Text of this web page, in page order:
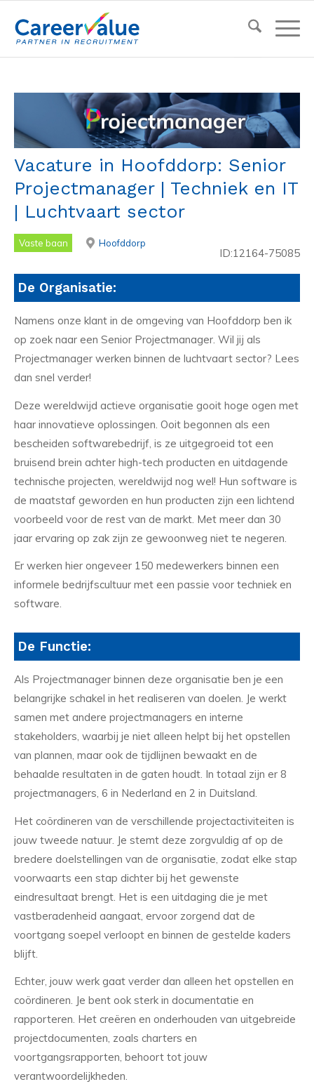
Vacature in Hoofddorp: Senior
Projectmanager | Techniek en IT
| Luchtvaart sector
Vaste baan Hoofddorp
ID:12164-75085
De Organisatie:
Namens onze klant in de omgeving van Hoofddorp ben ik
op zoek naar een Senior Projectmanager. Wil jij als
Projectmanager werken binnen de luchtvaart sector? Lees
dan snel verder!
Deze wereldwijd actieve organisatie gooit hoge ogen met
haar innovatieve oplossingen. Ooit begonnen als een
bescheiden softwarebedrijf, is ze uitgegroeid tot een
bruisend brein achter high-tech producten en uitdagende
technische projecten, wereldwijd nog wel! Hun software is
de maatstaf geworden en hun producten zijn een lichtend
voorbeeld voor de rest van de markt. Met meer dan 30
jaar ervaring op zak zijn ze gewoonweg niet te negeren.
Er werken hier ongeveer 150 medewerkers binnen een
informele bedrijfscultuur met een passie voor techniek en
software.
De Functie:
Als Projectmanager binnen deze organisatie ben je een
belangrijke schakel in het realiseren van doelen. Je werkt
samen met andere projectmanagers en interne
stakeholders, waarbij je niet alleen helpt bij het opstellen
van plannen, maar ook de tijdlijnen bewaakt en de
behaalde resultaten in de gaten houdt. In totaal zijn er 8
projectmanagers, 6 in Nederland en 2 in Duitsland.
Het coördineren van de verschillende projectactiviteiten is
jouw tweede natuur. Je stemt deze zorgvuldig af op de
bredere doelstellingen van de organisatie, zodat elke stap
voorwaarts een stap dichter bij het gewenste
eindresultaat brengt. Het is een uitdaging die je met
vastberadenheid aangaat, ervoor zorgend dat de
voortgang soepel verloopt en binnen de gestelde kaders
blijft.
Echter, jouw werk gaat verder dan alleen het opstellen en
coördineren. Je bent ook sterk in documentatie en
rapporteren. Het creëren en onderhouden van uitgebreide
projectdocumenten, zoals charters en
voortgangsrapporten, behoort tot jouw
verantwoordelijkheden.